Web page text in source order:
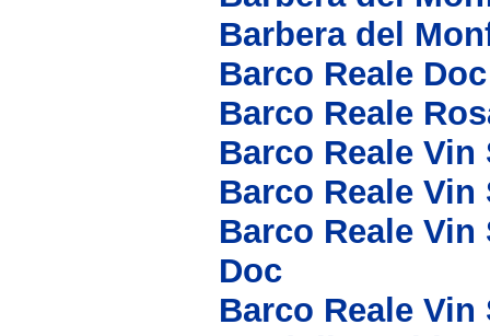
Barbera del
Barco Reale Doc
Barco Reale
Barco Reale Vin
Barco Reale
Barco Reale
Doc
Barco Reale